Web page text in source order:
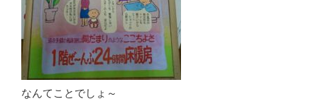
なんてことでしょ～